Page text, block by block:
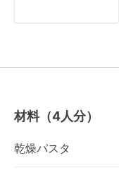
材料（4人分）
乾燥パスタ